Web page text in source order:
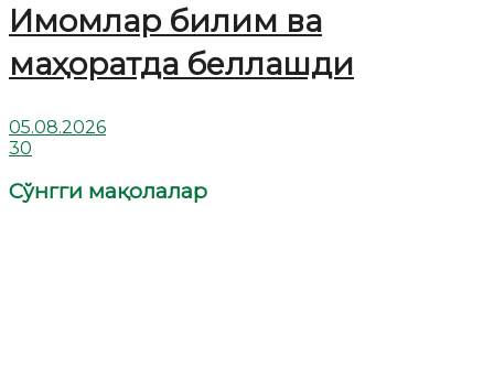
Имомлар билим ва
маҳоратда беллашди
05.08.2026
30
Сўнгги мақолалар